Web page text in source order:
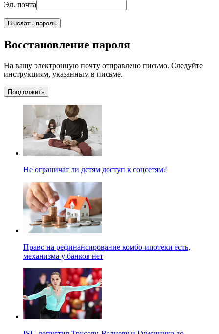
Эл. почта
Выслать пароль
Восстановление пароля
На вашу электронную почту отправлено письмо. Следуйте
инструкциям, указанным в письме.
Продолжить
Не ограничат ли детям доступ к соцсетям?
Право на рефинансирование комбо-ипотеки есть,
механизма у банков нет